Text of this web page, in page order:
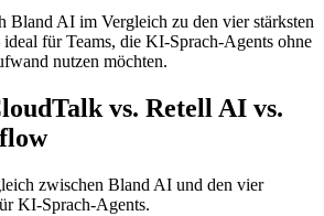
Bland AI im Vergleich zu den vier stärksten
für Teams, die KI-Sprach-Agents ohne
nutzen möchten.
vs. Retell AI vs.
zwischen Bland AI und den vier
KI-Sprach-Agents.